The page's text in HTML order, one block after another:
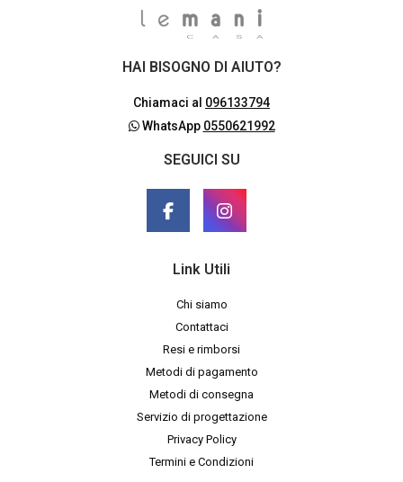
HAI BISOGNO DI AIUTO?
Chiamaci al 096133794
WhatsApp 0550621992
SEGUICI SU
Link Utili
Chi siamo
Contattaci
Resi e rimborsi
Metodi di pagamento
Metodi di consegna
Servizio di progettazione
Privacy Policy
Termini e Condizioni